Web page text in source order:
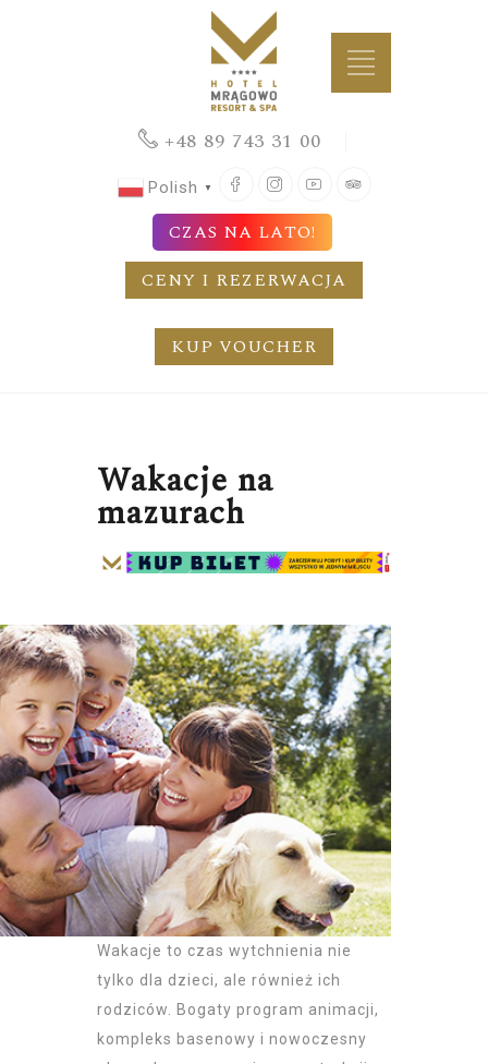
+48 89 743 31 00
Polish ▼ FacebookInstagramYouTube
CZAS NA LATO!
CENY I REZERWACJA
KUP VOUCHER
Wakacje na
mazurach
Wakacje to czas wytchnienia nie
tylko dla dzieci, ale również ich
rodziców. Bogaty program animacji,
kompleks basenowy i nowoczesny